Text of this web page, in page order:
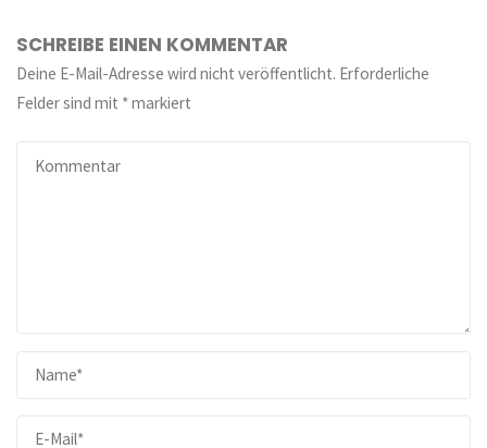
SCHREIBE EINEN KOMMENTAR
Deine E-Mail-Adresse wird nicht veröffentlicht. Erforderliche
Felder sind mit *markiert